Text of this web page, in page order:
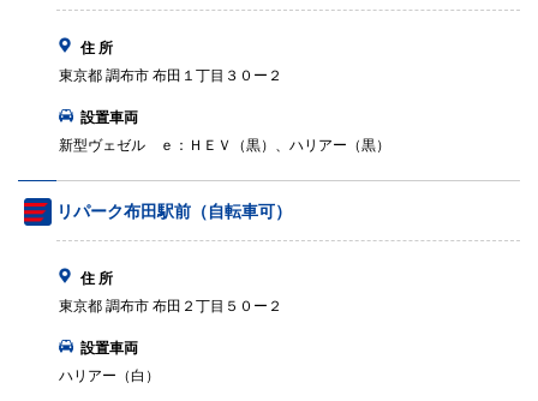
住 所
東京都 調布市 布田１丁目３０ー２
設置車両
新型ヴェゼル ｅ：ＨＥＶ（黒）、ハリアー（黒）
リパーク布田駅前（自転車可）
住 所
東京都 調布市 布田２丁目５０ー２
設置車両
ハリアー（白）